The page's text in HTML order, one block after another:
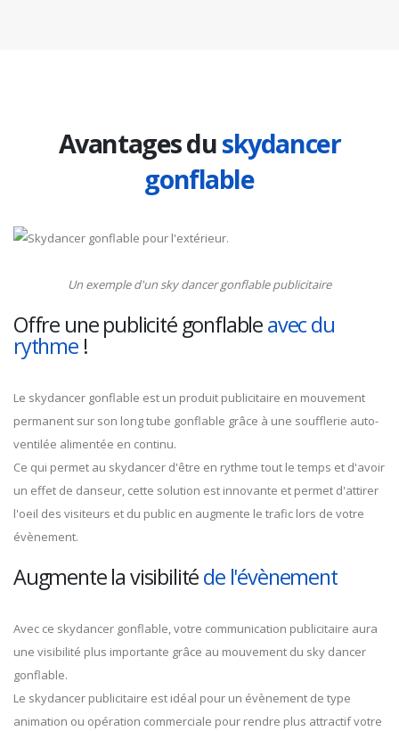
Avantages duskydancer
gonflable
Un exemple d'un sky dancer gonflable publicitaire
Offre une publicité gonflableavec du
rythme!
Le skydancer gonflable est un produit publicitaire en mouvement
permanent sur son long tube gonflable grâce à une soufflerie auto-
ventilée alimentée en continu.
Ce qui permet au skydancer d'être en rythme tout le temps et d'avoir
un effet de danseur, cette solution est innovante et permet d'attirer
l'oeil des visiteurs et du public en augmente le trafic lors de votre
évènement.
Augmente la visibilitéde l'évènement
Avec ce skydancer gonflable, votre communication publicitaire aura
une visibilité plus importante grâce au mouvement du sky dancer
gonflable.
Le skydancer publicitaire est idéal pour un évènement de type
animation ou opération commerciale pour rendre plus attractif votre